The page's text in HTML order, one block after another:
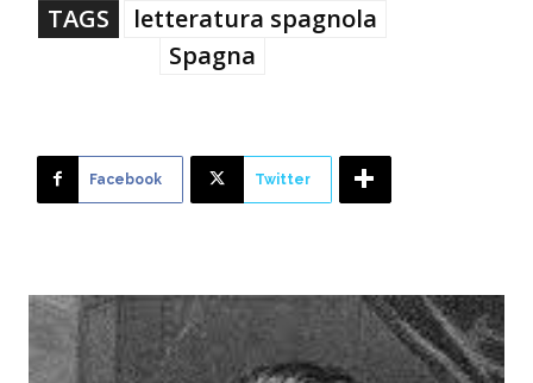
TAGS
letteratura spagnola
Spagna
Facebook Twitter